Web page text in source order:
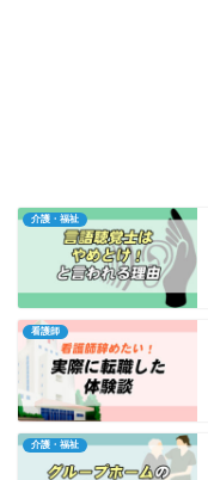
介護・福祉
看護師
介護・福祉